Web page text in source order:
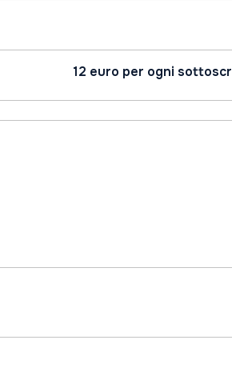
12 euro per ogni